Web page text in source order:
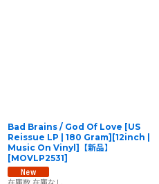
Bad Brains / God Of Love [US
Reissue LP | 180 Gram][12inch |
Music On Vinyl]【新品】
[MOVLP2531]